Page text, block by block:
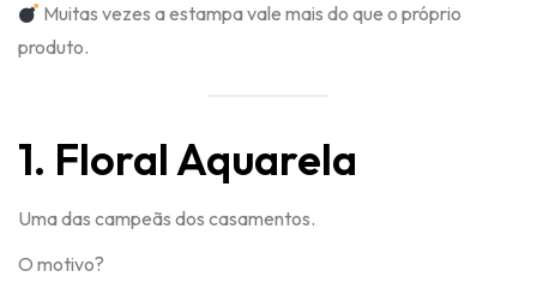
Muitas vezes a estampa vale mais do que o próprio
produto.
1. Floral Aquarela
Uma das campeãs dos casamentos.
O motivo?